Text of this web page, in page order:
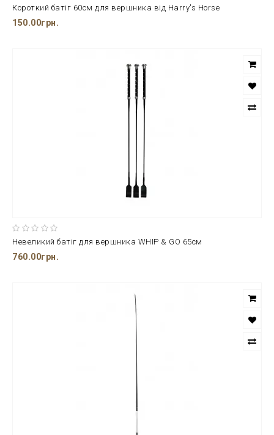
Короткий батіг 60см для вершника від Harry's Horse
150.00грн.
Невеликий батіг для вершника WHIP & GO 65см
760.00грн.